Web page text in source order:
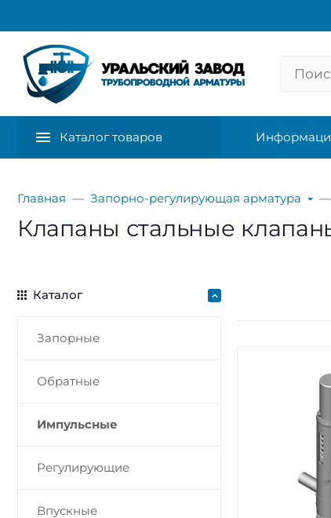
Каталог товаров
Главная Запорно-регулирующая арматура
Клапаны стальные
Каталог
Запорные
Обратные
Импульсные
Регулирующие
Впускные